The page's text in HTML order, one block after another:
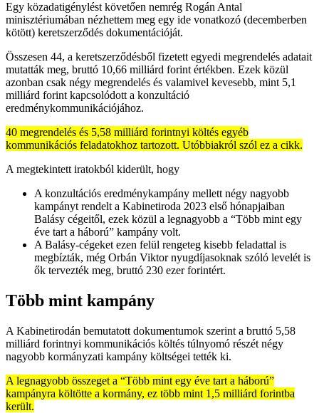
Egy közadatigénylést követően nemrég Rogán Antal
minisztériumában nézhettem meg egy ide vonatkozó (decemberben
kötött) keretszerződés dokumentációját.
Összesen 44, a keretszerződésből fizetett egyedi megrendelés adatait
mutatták meg, bruttó 10,66 milliárd forint értékben. Ezek közül
azonban csak négy megrendelés és valamivel kevesebb, mint 5,1
milliárd forint kapcsolódott a konzultáció
eredménykommunikációjához.
40 megrendelés és 5,58 milliárd forintnyi költés egyéb
kommunikációs feladatokhoz tartozott. Utóbbiakról szól ez a cikk.
A megtekintett iratokból kiderült, hogy
A konzultációs eredménykampány mellett négy nagyobb
kampányt rendelt a Kabinetiroda 2023 első hónapjaiban
Balásy cégeitől, ezek közül a legnagyobb a “Több mint egy
éve tart a háború” kampány volt.
A Balásy-cégeket ezen felül rengeteg kisebb feladattal is
megbízták, még Orbán Viktor nyugdíjasoknak szóló levelét is
ők tervezték meg, bruttó 230 ezer forintért.
Több mint kampány
A Kabinetirodán bemutatott dokumentumok szerint a bruttó 5,58
milliárd forintnyi kommunikációs költés túlnyomó részét négy
nagyobb kormányzati kampány költségei tették ki.
A legnagyobb összeget a “Több mint egy éve tart a háború”
kampányra költötte a kormány, ez több mint 1,5 milliárd forintba
került.